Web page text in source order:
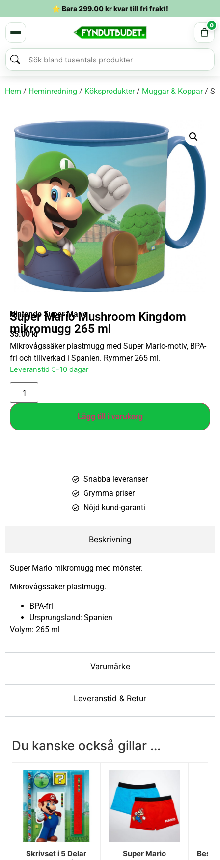
⭐ Bara299.00krkvar till fri frakt!
0
Hem / Heminredning / Köksprodukter/ Muggar & Koppar/
Nintendo Super Mario
Super Mario Mushroom Kingdom
mikromugg 265 ml
35.00kr
Mikrovågssäker plastmugg med Super Mario-motiv, BPA-
fri och tillverkad i Spanien. Rymmer 265 ml.
Leveranstid 5-10 dagar
Lägg till i varukorg
Snabba leveranser
Grymma priser
Nöjd kund-garanti
Beskrivning
Varumärke
Leveranstid & Retur
Super Mario mikromugg med mönster.
Mikrovågssäker plastmugg.
BPA-fri
Ursprungsland: Spanien
Volym: 265 ml
Du kanske också gillar ...
Skrivset i 5 Delar
Super Mario